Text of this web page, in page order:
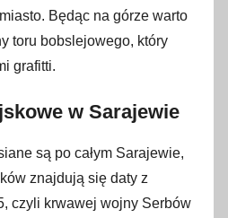
Będąc na górze warto
toru bobslejowego, który
grafitti.
w Sarajewie
są po całym Sarajewie,
znajdują się daty z
czyli krwawej wojny Serbów